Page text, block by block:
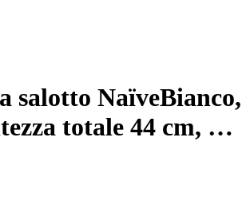
salotto NaïveBianco,
totale 44 cm, …